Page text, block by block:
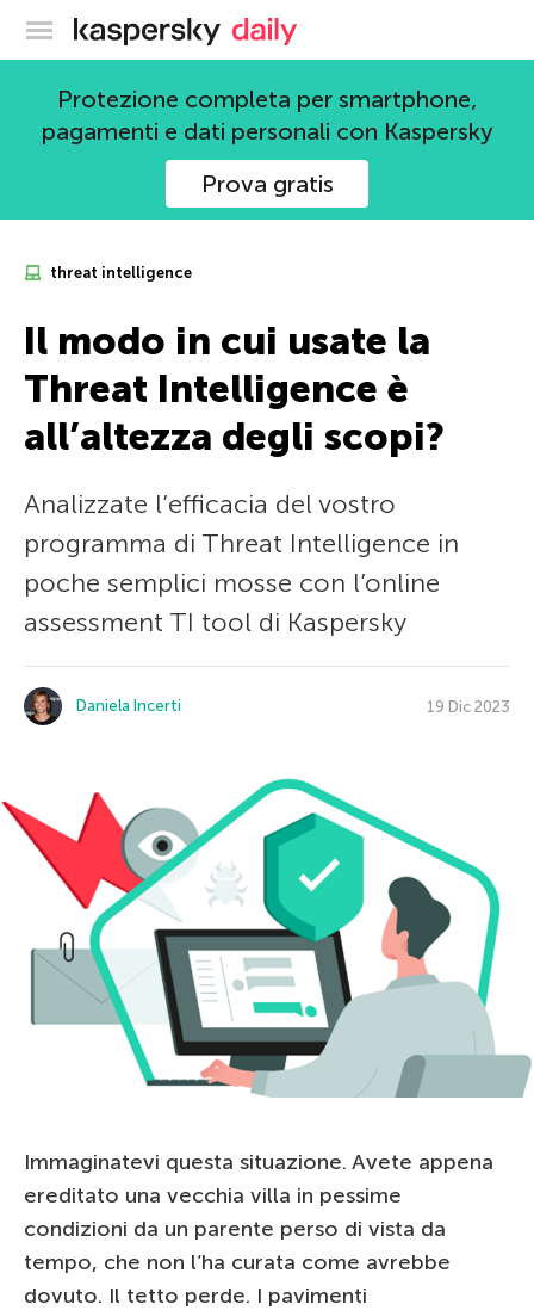
Blog ufficiale di Kaspersky
Protezione completa per smartphone,
pagamenti e dati personali con Kaspersky
Prova gratis
threat intelligence
Il modo in cui usate la
Threat Intelligence è
all’altezza degli scopi?
Analizzate l’efficacia del vostro
programma di Threat Intelligence in
poche semplici mosse con l’online
assessment TI tool di Kaspersky
Daniela Incerti 19 Dic 2023
Immaginatevi questa situazione. Avete appena
ereditato una vecchia villa in pessime
condizioni da un parente perso di vista da
tempo, che non l’ha curata come avrebbe
dovuto. Il tetto perde. I pavimenti